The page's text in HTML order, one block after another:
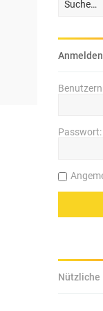
Anmelden
Passwort:
Nützliche